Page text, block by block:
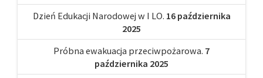
Dzień Edukacji Narodowej w I LO. 16 października
2025
Próbna ewakuacja przeciwpożarowa. 7
października 2025